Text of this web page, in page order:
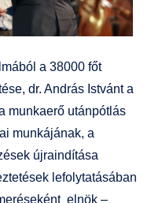
a 38000 főt
dr. András Istvánt a
munkaerő utánpótlás
munkájának, a
újraindítása
lefolytatásában
elnök –